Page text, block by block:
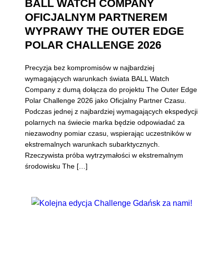
BALL WATCH COMPANY
OFICJALNYM PARTNEREM
WYPRAWY THE OUTER EDGE
POLAR CHALLENGE 2026
Precyzja bez kompromisów w najbardziej
wymagających warunkach świata BALL Watch
Company z dumą dołącza do projektu The Outer Edge
Polar Challenge 2026 jako Oficjalny Partner Czasu.
Podczas jednej z najbardziej wymagających ekspedycji
polarnych na świecie marka będzie odpowiadać za
niezawodny pomiar czasu, wspierając uczestników w
ekstremalnych warunkach subarktycznych.
Rzeczywista próba wytrzymałości w ekstremalnym
środowisku The […]